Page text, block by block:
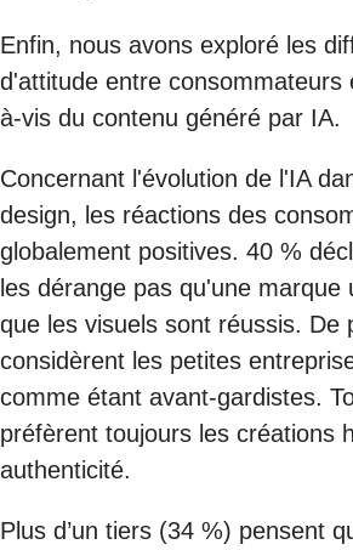
Enfin, nous avons exploré les
d'attitude entre consommateurs
à-vis du contenu généré par IA.
Concernant l'évolution de l'IA
design, les réactions des
globalement positives. 40 %
les dérange pas qu'une marque
que les visuels sont réussis. De
considèrent les petites
comme étant avant-gardistes.
préfèrent toujours les créations
authenticité.
Plus d’un tiers (34 %) pensent